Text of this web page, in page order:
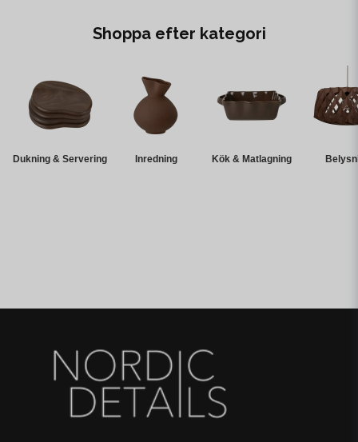
Shoppa efter kategori
Dukning & Servering Inredning Kök & Matlagning